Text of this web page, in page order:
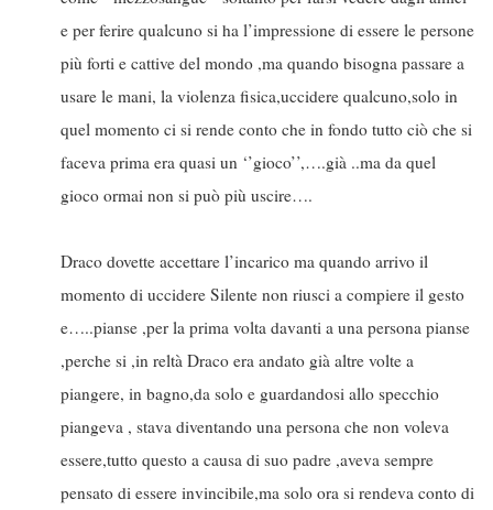
e per ferire qualcuno si ha l’impressione di essere le persone
più forti e cattive del mondo ,ma quando bisogna passare a
usare le mani, la violenza fisica,uccidere qualcuno,solo in
quel momento ci si rende conto che in fondo tutto ciò che si
faceva prima era quasi un ‘’gioco’’,….già ..ma da quel
gioco ormai non si può più uscire….
Draco dovette accettare l’incarico ma quando arrivo il
momento di uccidere Silente non riusci a compiere il gesto
e…..pianse ,per la prima volta davanti a una persona pianse
,perche si ,in reltà Draco era andato già altre volte a
piangere, in bagno,da solo e guardandosi allo specchio
piangeva , stava diventando una persona che non voleva
essere,tutto questo a causa di suo padre ,aveva sempre
pensato di essere invincibile,ma solo ora si rendeva conto di